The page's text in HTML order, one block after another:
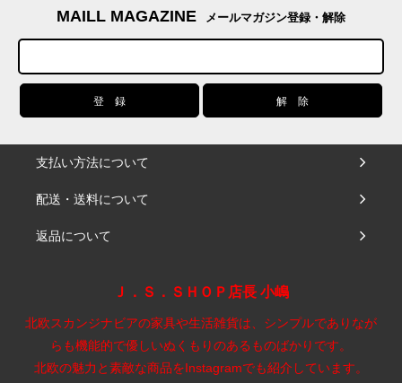
MAILL MAGAZINE メールマガジン登録・解除
支払い方法について
配送・送料について
返品について
Ｊ．Ｓ．ＳＨＯＰ店長 小嶋
北欧スカンジナビアの家具や生活雑貨は、シンプルでありなが
らも機能的で優しいぬくもりのあるものばかりです。
北欧の魅力と素敵な商品をInstagramでも紹介しています。